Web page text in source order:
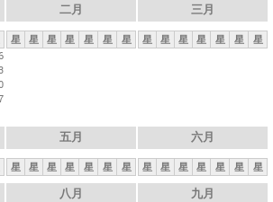
二月
星 星 星 星 星 星 星
三月
星 星 星 星 星 星 星
五月
星 星 星 星 星 星 星
六月
星 星 星 星 星 星 星
八月 九月